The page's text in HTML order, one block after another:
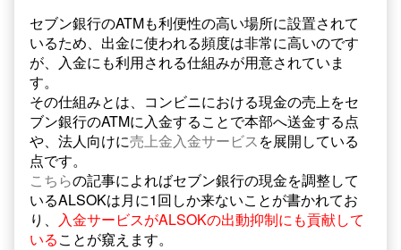
セブン銀行のATMも利便性の高い場所に設置されて
いるため、出金に使われる頻度は非常に高いのです
が、入金にも利用される仕組みが用意されていま
す。
その仕組みとは、 コンビニにおける現金の売上をセ
ブン銀行のATMに入金することで本部へ送金する点
や、 法人向けに売上金入金サービスを展開している
点です。
こちらの記事によればセブン銀行の現金を調整して
いるALSOKは月に1回しか来ないことが書かれてお
り、 入金サービスがALSOKの出動抑制にも貢献して
いることが窺えます。